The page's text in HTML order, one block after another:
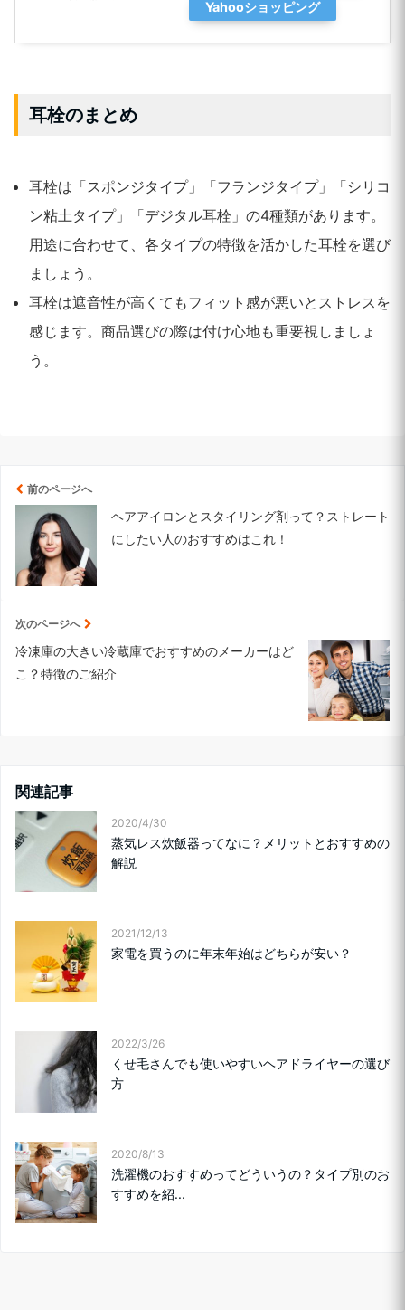
Yahooショッピング
耳栓のまとめ
耳栓は「スポンジタイプ」「フランジタイプ」「シリコ
ン粘土タイプ」「デジタル耳栓」の4種類があります。
用途に合わせて、各タイプの特徴を活かした耳栓を選び
ましょう。
耳栓は遮音性が高くてもフィット感が悪いとストレスを
感じます。商品選びの際は付け心地も重要視しましょ
う。
前のページへ
ヘアアイロンとスタイリング剤って？ストレート
にしたい人のおすすめはこれ！
次のページへ
冷凍庫の大きい冷蔵庫でおすすめのメーカーはど
こ？特徴のご紹介
関連記事
2020/4/30
蒸気レス炊飯器ってなに？メリットとおすすめの
解説
2021/12/13
家電を買うのに年末年始はどちらが安い？
2022/3/26
くせ毛さんでも使いやすいヘアドライヤーの選び
方
2020/8/13
洗濯機のおすすめってどういうの？タイプ別のお
すすめを紹...